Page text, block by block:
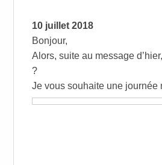
10 juillet 2018
Bonjour,
Alors, suite au message
?
Je vous souhaite une journée